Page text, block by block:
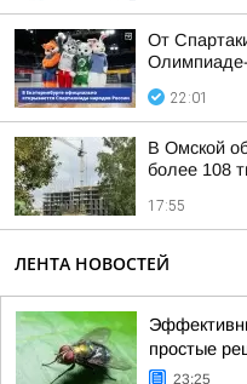
От
22:01
В Омской
более 108
17:55
ЛЕНТА НОВОСТЕЙ
простые
23:25